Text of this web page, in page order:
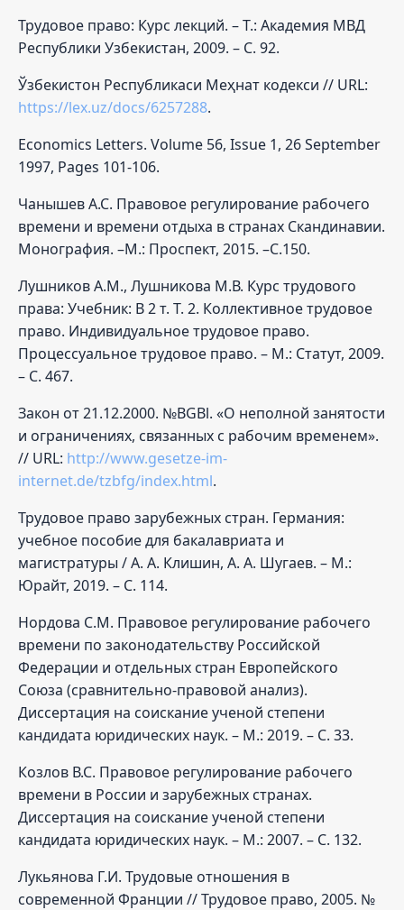
Трудовое право: Курс лекций. – Т.: Академия МВД
Республики Узбекистан, 2009. – С. 92.
Ўзбекистон Республикаси Меҳнат кодекси // URL:
https://lex.uz/docs/6257288.
Economics Letters. Volume 56, Issue 1, 26 September
1997, Pages 101-106.
Чанышев А.С. Правовое регулирование рабочего
времени и времени отдыха в странах Скандинавии.
Монография. –М.: Проспект, 2015. –С.150.
Лушников А.М., Лушникова М.В. Курс трудового
права: Учебник: В 2 т. Т. 2. Коллективное трудовое
право. Индивидуальное трудовое право.
Процессуальное трудовое право. – М.: Статут, 2009.
– С. 467.
Закон от 21.12.2000. №BGBl. «О неполной занятости
и ограничениях, связанных с рабочим временем».
// URL: http://www.gesetze-im-
internet.de/tzbfg/index.html.
Трудовое право зарубежных стран. Германия:
учебное пособие для бакалавриата и
магистратуры / А. А. Клишин, А. А. Шугаев. – М.:
Юрайт, 2019. – С. 114.
Нордова С.М. Правовое регулирование рабочего
времени по законодательству Российской
Федерации и отдельных стран Европейского
Союза (сравнительно-правовой анализ).
Диссертация на соискание ученой степени
кандидата юридических наук. – М.: 2019. – С. 33.
Козлов В.С. Правовое регулирование рабочего
времени в России и зарубежных странах.
Диссертация на соискание ученой степени
кандидата юридических наук. – М.: 2007. – С. 132.
Лукьянова Г.И. Трудовые отношения в
современной Франции // Трудовое право, 2005. №